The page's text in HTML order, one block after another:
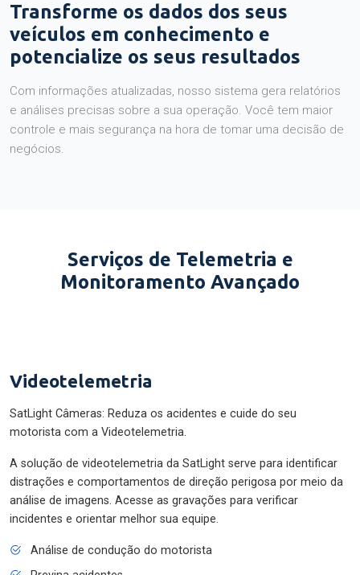
Transforme os dados dos seus
veículos em conhecimento e
potencialize os seus resultados
Com informações atualizadas, nosso sistema gera relatórios
e análises precisas sobre a sua operação. Você tem maior
controle e mais segurança na hora de tomar uma decisão de
negócios.
Serviços de Telemetria e
Monitoramento Avançado
Videotelemetria
SatLight Câmeras: Reduza os acidentes e cuide do seu
motorista com a Videotelemetria.
A solução de videotelemetria da SatLight serve para identificar
distrações e comportamentos de direção perigosa por meio da
análise de imagens. Acesse as gravações para verificar
incidentes e orientar melhor sua equipe.
Análise de condução do motorista